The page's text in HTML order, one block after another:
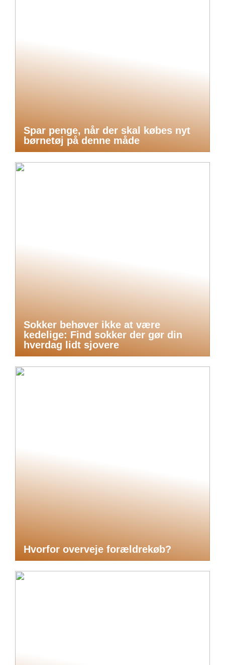
Spar penge, når der skal købes nyt
børnetøj på denne måde
Sokker behøver ikke at være
kedelige: Find sokker der gør din
hverdag lidt sjovere
Hvorfor overveje forældrekøb?